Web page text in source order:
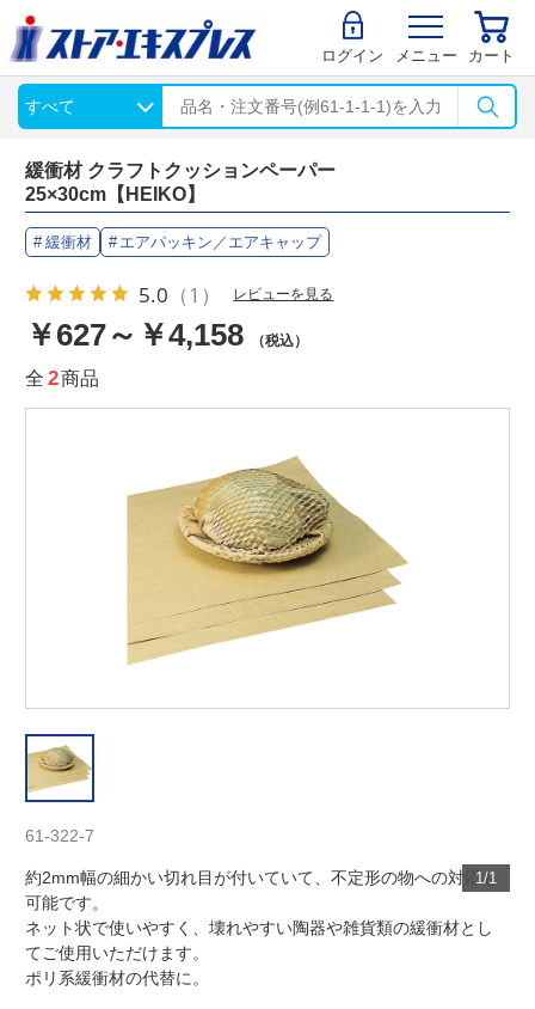
ログイン メニュー カート
緩衝材 クラフトクッションペーパー
25×30cm【HEIKO】
緩衝材 エアパッキン／エアキャップ
5.0 （1） レビューを見る
￥627～￥4,158 （税込）
全 2商品
1/1
61-322-7
約2mm幅の細かい切れ目が付いていて、不定形の物への対応も
可能です。
ネット状で使いやすく、壊れやすい陶器や雑貨類の緩衝材とし
てご使用いただけます。
ポリ系緩衝材の代替に。